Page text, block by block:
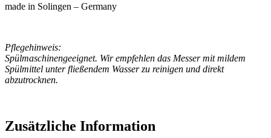
made in Solingen – Germany
Pflegehinweis:
Spülmaschinengeeignet. Wir empfehlen das Messer mit mildem
Spülmittel unter fließendem Wasser zu reinigen und direkt
abzutrocknen.
Zusätzliche Information